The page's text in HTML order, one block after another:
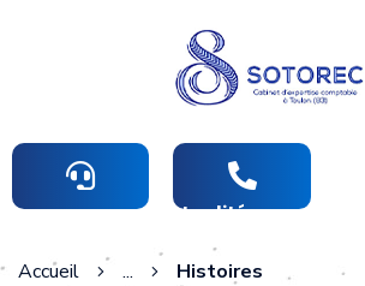
Actualités
Accueil ... Histoires